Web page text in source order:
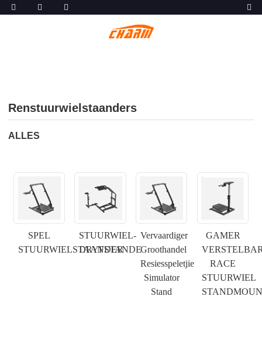
Renstuurwielstaanders
ALLES
SPEL
STUURWIELSTAANDER
STUURWIEL-
DRYFSTANDE
Vervaardiger
Groothandel
Resiesspeletjie
Simulator
Stand
GAMER
RACE
STUURWIEL